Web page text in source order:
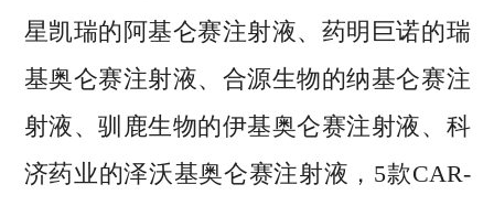
星凯瑞的阿基仑赛注射液、药明巨诺的瑞
基奥仑赛注射液、合源生物的纳基仑赛注
射液、驯鹿生物的伊基奥仑赛注射液、科
济药业的泽沃基奥仑赛注射液，5款CAR-